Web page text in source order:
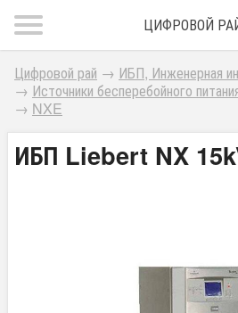
ЦИФРОВОЙ
Цифровой рай → ИБП, Инженерная
→ Источники бесперебойного
→ NXE
ИБП Liebert NX